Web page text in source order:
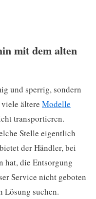
mit dem alten
und sperrig, sondern
ältere Modelle
transportieren.
Stelle eigentlich
der Händler, bei
hat, die Entsorgung
Service nicht geboten
Lösung suchen.